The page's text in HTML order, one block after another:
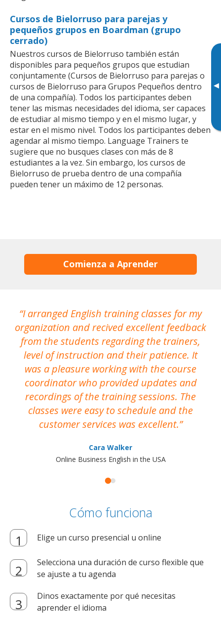
▸
Cursos de Bielorruso para parejas y
pequeños grupos en Boardman (grupo
cerrado)
Nuestros cursos de Bielorruso también están
disponibles para pequeños grupos que estudian
conjuntamente (Cursos de Bielorruso para parejas o
cursos de Bielorruso para Grupos Pequeños dentro
de una compañía). Todos los participantes deben
tener las mismas necesidades del idioma, ser capaces
de estudiar al mismo tiempo y en el mismo lugar, y
estar en el mismo nivel. Todos los participantes deben
agendar al mismo tiempo. Language Trainers te
sugiere que no busques clases con más de 8
estudiantes a la vez. Sin embargo, los cursos de
Bielorruso de prueba dentro de una compañía
pueden tener un máximo de 12 personas.
Comienza a Aprender
I arranged English training classes for my
organization and recived excellent feedback
from the students regarding the trainers,
level of instruction and their patience. It
was a pleasure working with the course
coordinator who provided updates and
recordings of the training sessions. The
classes were easy to schedule and the
customer services was excellent.
Cara Walker
Online Business English in the USA
Cómo funciona
Elige un curso presencial u online
Selecciona una duración de curso flexible que
se ajuste a tu agenda
Dinos exactamente por qué necesitas
aprender el idioma